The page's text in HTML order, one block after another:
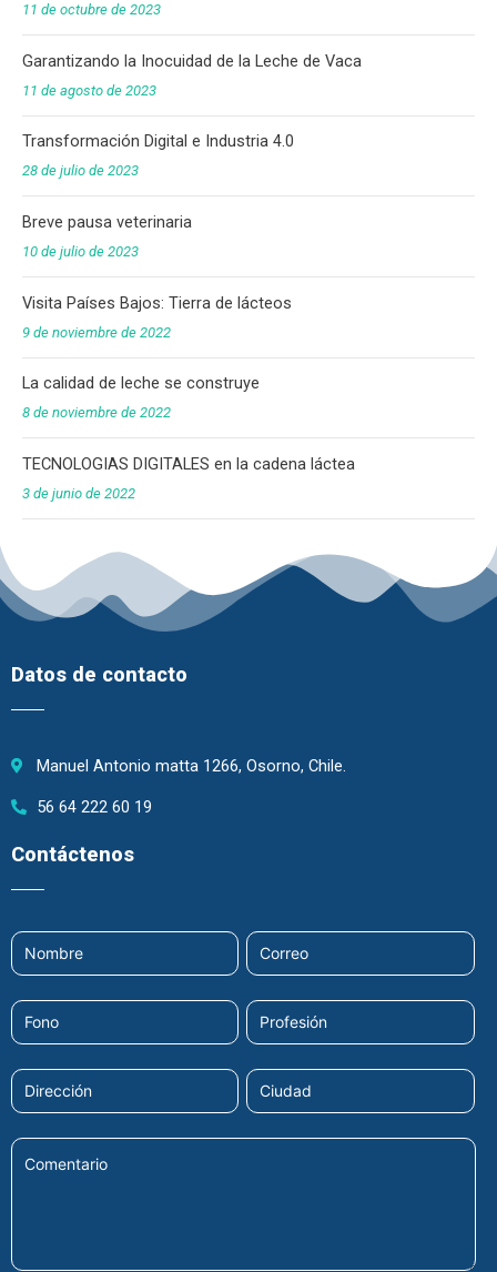
11 de octubre de 2023
Garantizando la Inocuidad de la Leche de Vaca
11 de agosto de 2023
Transformación Digital e Industria 4.0
28 de julio de 2023
Breve pausa veterinaria
10 de julio de 2023
Visita Países Bajos: Tierra de lácteos
9 de noviembre de 2022
La calidad de leche se construye
8 de noviembre de 2022
TECNOLOGIAS DIGITALES en la cadena láctea
3 de junio de 2022
Datos de contacto
Manuel Antonio matta 1266, Osorno, Chile.
56 64 222 60 19
Contáctenos